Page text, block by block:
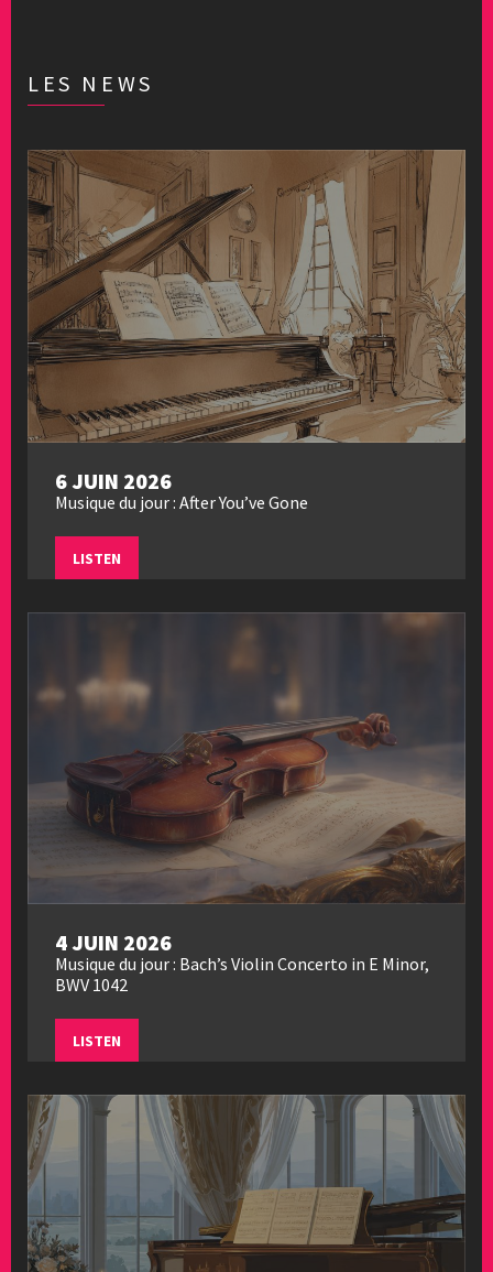
LES NEWS
6 JUIN 2026
Musique du jour : After You’ve Gone
LISTEN
4 JUIN 2026
Musique du jour : Bach’s Violin Concerto in E Minor,
BWV 1042
LISTEN